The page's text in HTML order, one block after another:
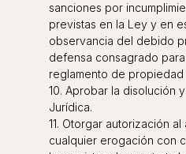
sanciones por
previstas en la Ley y en
observancia del debido
defensa consagrado
reglamento de propiedad
10. Aprobar la disolución
Jurídica.
11. Otorgar autorización
cualquier erogación con